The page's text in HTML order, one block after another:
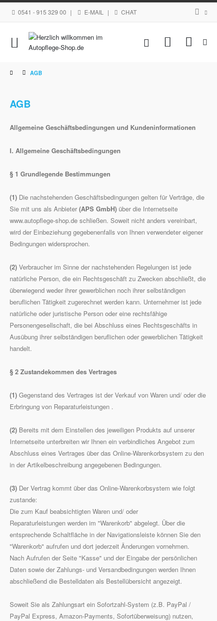
0541 - 915 329 00 | E-MAIL | CHAT
Navigation
umschalten
Mein
AGB
AGB
Allgemeine Geschäftsbedingungen und Kundeninformationen
I. Allgemeine Geschäftsbedingungen
§ 1 Grundlegende Bestimmungen
(1) Die nachstehenden Geschäftsbedingungen gelten für Verträge, die
Sie mit uns als Anbieter (APS GmbH) über die Internetseite
www.autopflege-shop.de schließen. Soweit nicht anders vereinbart,
wird der Einbeziehung gegebenenfalls von Ihnen verwendeter eigener
Bedingungen widersprochen.
(2) Verbraucher im Sinne der nachstehenden Regelungen ist jede
natürliche Person, die ein Rechtsgeschäft zu Zwecken abschließt, die
überwiegend weder ihrer gewerblichen noch ihrer selbständigen
beruflichen Tätigkeit zugerechnet werden kann. Unternehmer ist jede
natürliche oder juristische Person oder eine rechtsfähige
Personengesellschaft, die bei Abschluss eines Rechtsgeschäfts in
Ausübung ihrer selbständigen beruflichen oder gewerblichen Tätigkeit
handelt.
§ 2 Zustandekommen des Vertrages
(1) Gegenstand des Vertrages ist der Verkauf von Waren und/ oder die
Erbringung von Reparaturleistungen .
(2) Bereits mit dem Einstellen des jeweiligen Produkts auf unserer
Internetseite unterbreiten wir Ihnen ein verbindliches Angebot zum
Abschluss eines Vertrages über das Online-Warenkorbsystem zu den
in der Artikelbeschreibung angegebenen Bedingungen.
(3) Der Vertrag kommt über das Online-Warenkorbsystem wie folgt
zustande:
Die zum Kauf beabsichtigten Waren und/ oder
Reparaturleistungen werden im "Warenkorb" abgelegt. Über die
entsprechende Schaltfläche in der Navigationsleiste können Sie den
"Warenkorb" aufrufen und dort jederzeit Änderungen vornehmen.
Nach Aufrufen der Seite "Kasse" und der Eingabe der persönlichen
Daten sowie der Zahlungs- und Versandbedingungen werden Ihnen
abschließend die Bestelldaten als Bestellübersicht angezeigt.
Soweit Sie als Zahlungsart ein Sofortzahl-System (z.B. PayPal /
PayPal Express, Amazon-Payments, Sofortüberweisung) nutzen,